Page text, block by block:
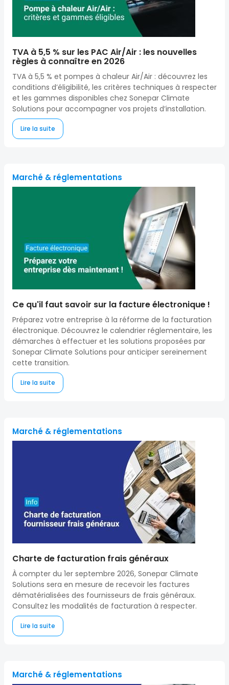
TVA à 5,5 % sur les PAC Air/Air : les nouvelles
règles à connaître en 2026
TVA à 5,5 % et pompes à chaleur Air/Air : découvrez les
conditions d’éligibilité, les critères techniques à respecter
et les gammes disponibles chez Sonepar Climate
Solutions pour accompagner vos projets d’installation.
Lire la suite
Marché & réglementations
Ce qu'il faut savoir sur la facture électronique !
Préparez votre entreprise à la réforme de la facturation
électronique. Découvrez le calendrier réglementaire, les
démarches à effectuer et les solutions proposées par
Sonepar Climate Solutions pour anticiper sereinement
cette transition.
Lire la suite
Marché & réglementations
Charte de facturation frais généraux
À compter du 1er septembre 2026, Sonepar Climate
Solutions sera en mesure de recevoir les factures
dématérialisées des fournisseurs de frais généraux.
Consultez les modalités de facturation à respecter.
Lire la suite
Marché & réglementations